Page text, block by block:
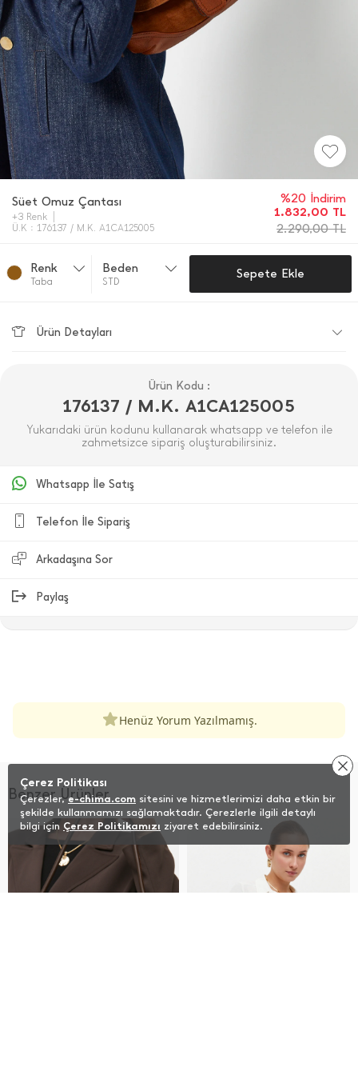
Süet Omuz Çantası
+3 Renk
Ü.K : 176137 / M.K. A1CA125005
%20 İndirim
1.832,00 TL
2.290,00TL
Renk
Taba
Beden
STD
Sepete Ekle
Ürün Detayları
Ürün Kodu :
176137 / M.K. A1CA125005
Yukarıdaki ürün kodunu kullanarak whatsapp ve telefon ile
zahmetsizce sipariş oluşturabilirsiniz.
Whatsapp İle Satış
Telefon İle Sipariş
Arkadaşına Sor
Paylaş
Henüz Yorum Yazılmamış.
Benzer Ürünler
Çerez Politikası
Çerezler,e-chima.com sitesini ve hizmetlerimizi daha etkin bir
şekilde kullanmamızı sağlamaktadır. Çerezlerle ilgili detaylı
bilgi için Çerez Politikamızı ziyaret edebilirsiniz.